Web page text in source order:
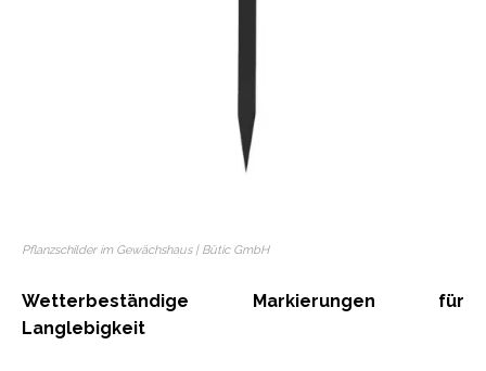
Pflanzschilder im Gewächshaus | Bütic GmbH
Wetterbeständige Markierungen für
Langlebigkeit